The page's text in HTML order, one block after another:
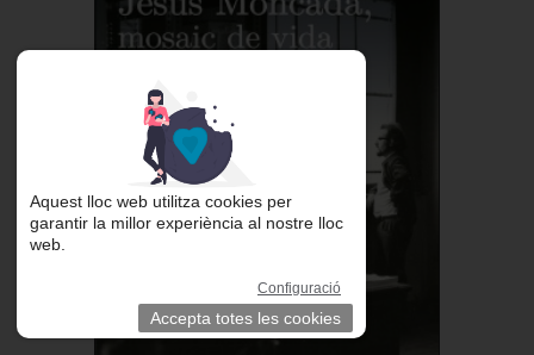
Aquest lloc web utilitza cookies per
garantir la millor experiència al nostre lloc
web.
Configuració
Accepta totes les cookies